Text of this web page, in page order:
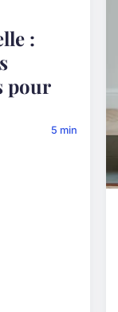
:
pour
5 min